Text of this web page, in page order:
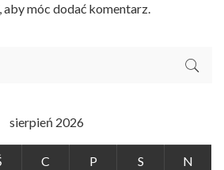
, aby móc dodać komentarz.
sierpień 2026
C P S N